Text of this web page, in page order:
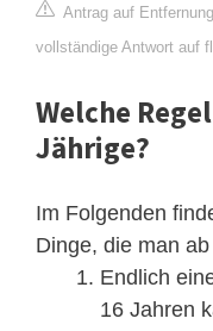
Antrag auf
vollständige Antwort auf
Welche
Jährige?
Im Folgenden
Dinge, die man
Endlich
16 Jahren